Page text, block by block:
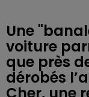
Une
voiture
que près
dérobés